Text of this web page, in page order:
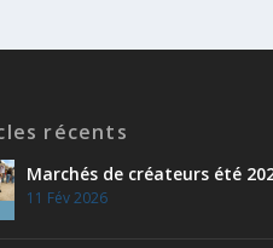
récents
Marchés de créateurs été
11 Fév 2026